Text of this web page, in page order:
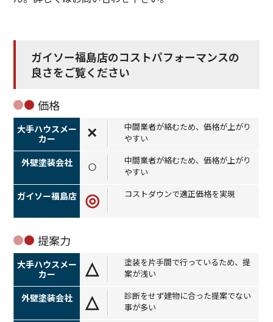
ガイソー福島店のコストパフォーマンスの
良さをご覧ください
価格
×
中間業者が絡むため、価格が上がり
やすい
○
中間業者が絡むため、価格が上がり
やすい
◎ コストダウンで適正価格を実現
提案力
△
塗装を片手間で行っているため、提
案が浅い
△
診断をせず建物に合った提案でない
事が多い